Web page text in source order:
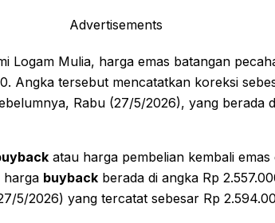
Advertisements
Logam Mulia, harga emas batangan
Angka tersebut mencatatkan koreksi
Rabu (27/5/2026), yang berada
atau harga pembelian kembali
harga buyback berada di angka Rp
5/2026) yang tercatat sebesar Rp